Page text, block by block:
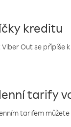
kreditu
Out se připíše
tarify
tarifem